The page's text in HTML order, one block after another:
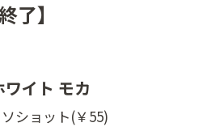
了】
イト モカ
ショット(￥55)